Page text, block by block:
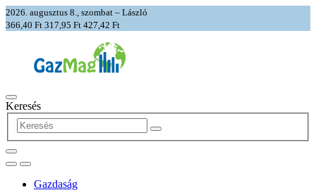
2026. augusztus 8., szombat – László
366,40 Ft 317,95 Ft 427,42 Ft
Keresés
Gazdaság